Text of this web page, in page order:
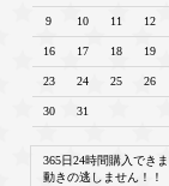
9 10 11 12
16 17 18 19
23 24 25 26
30 31
365日24時間購入でき
動きの逃しません！！